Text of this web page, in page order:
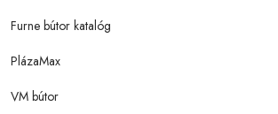
Furne bútor katalóg
PlázaMax
VM bútor